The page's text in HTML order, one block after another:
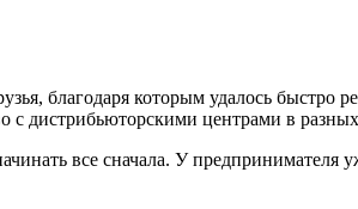
благодаря которым удалось быстро
с дистрибьюторскими центрами в
все сначала. У предпринимателя